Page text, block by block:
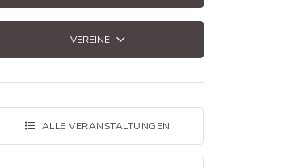
VEREINE
ALLE VERANSTALTUNGEN